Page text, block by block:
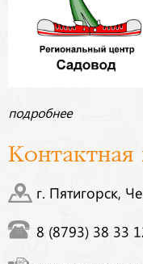
подробнее
г. Пятигорск,
8 (8793) 38 33